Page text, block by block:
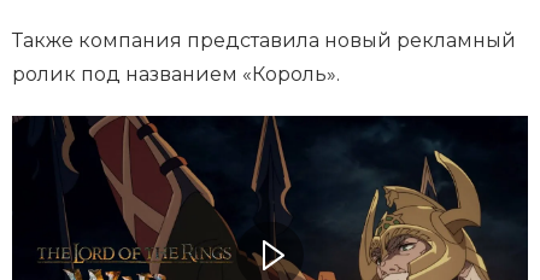
Также компания представила новый рекламный
ролик под названием «Король».